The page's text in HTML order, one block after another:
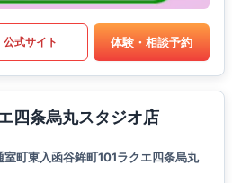
公式サイト 体験・相談予約
四条烏丸スタジオ店
町東入函谷鉾町101ラクエ四条烏丸